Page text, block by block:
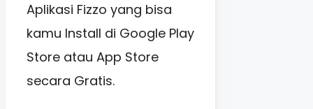
Aplikasi Fizzo yang bisa
kamu Install di Google Play
Store atau App Store
secara Gratis.